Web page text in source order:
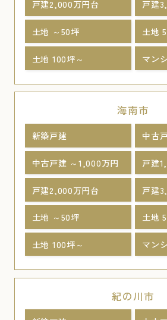
戸建2,000万円台 戸建
土地 ～50坪 土地
土地 100坪～ マン
海南市
新築戸建 中古
中古戸建 ～1,000万円 戸建
戸建2,000万円台 戸建
土地 ～50坪 土地
土地 100坪～ マン
紀の川市